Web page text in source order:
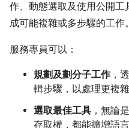
作、動態選取及使用公開
成可能複雜或多步驟的工作。
服務專員可以：
規劃及劃分子工作，
輯步驟，以處理更複雜
選取最佳工具 ，無論
存取權，都能擴增語